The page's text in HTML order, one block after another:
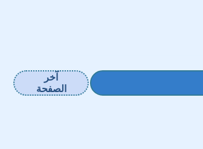
آخر
الصفحة